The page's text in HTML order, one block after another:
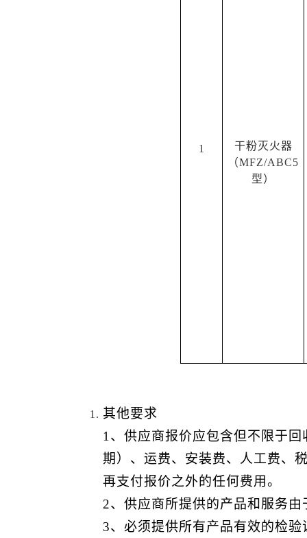
1
干粉灭火器
（MFZ/ABC5
型）
其他要求
1、供应商报价应包含但不限于
期）、运费、安装费、人工费、
再支付报价之外的任何费用。
2、供应商所提供的产品和服务
3、必须提供所有产品有效的检